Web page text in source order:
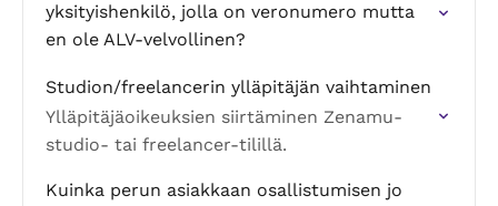
yksityishenkilö, jolla on veronumero mutta
en ole ALV-velvollinen?
Studion/freelancerin ylläpitäjän vaihtaminen
Ylläpitäjäoikeuksien siirtäminen Zenamu-
studio- tai freelancer-tilillä.
Kuinka perun asiakkaan osallistumisen jo